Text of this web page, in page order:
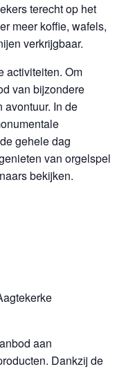
terecht op het
meer koffie, wafels,
verkrijgbaar.
activiteiten. Om
van bijzondere
avontuur. In de
gehele dag
van orgelspel
bekijken.
aan
Dankzij de